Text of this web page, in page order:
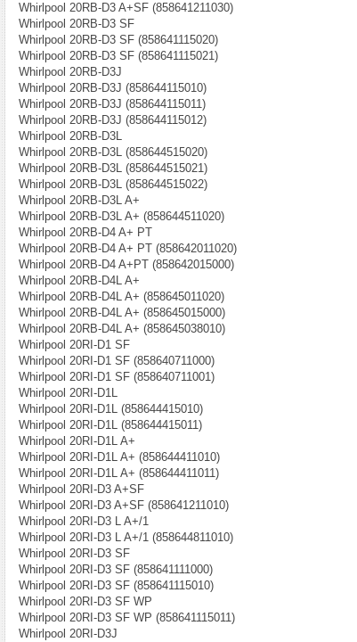
Whirlpool 20RB-D3 A+SF (858641211030)
Whirlpool 20RB-D3 SF
Whirlpool 20RB-D3 SF (858641115020)
Whirlpool 20RB-D3 SF (858641115021)
Whirlpool 20RB-D3J
Whirlpool 20RB-D3J (858644115010)
Whirlpool 20RB-D3J (858644115011)
Whirlpool 20RB-D3J (858644115012)
Whirlpool 20RB-D3L
Whirlpool 20RB-D3L (858644515020)
Whirlpool 20RB-D3L (858644515021)
Whirlpool 20RB-D3L (858644515022)
Whirlpool 20RB-D3L A+
Whirlpool 20RB-D3L A+ (858644511020)
Whirlpool 20RB-D4 A+ PT
Whirlpool 20RB-D4 A+ PT (858642011020)
Whirlpool 20RB-D4 A+PT (858642015000)
Whirlpool 20RB-D4L A+
Whirlpool 20RB-D4L A+ (858645011020)
Whirlpool 20RB-D4L A+ (858645015000)
Whirlpool 20RB-D4L A+ (858645038010)
Whirlpool 20RI-D1 SF
Whirlpool 20RI-D1 SF (858640711000)
Whirlpool 20RI-D1 SF (858640711001)
Whirlpool 20RI-D1L
Whirlpool 20RI-D1L (858644415010)
Whirlpool 20RI-D1L (858644415011)
Whirlpool 20RI-D1L A+
Whirlpool 20RI-D1L A+ (858644411010)
Whirlpool 20RI-D1L A+ (858644411011)
Whirlpool 20RI-D3 A+SF
Whirlpool 20RI-D3 A+SF (858641211010)
Whirlpool 20RI-D3 L A+/1
Whirlpool 20RI-D3 L A+/1 (858644811010)
Whirlpool 20RI-D3 SF
Whirlpool 20RI-D3 SF (858641111000)
Whirlpool 20RI-D3 SF (858641115010)
Whirlpool 20RI-D3 SF WP
Whirlpool 20RI-D3 SF WP (858641115011)
Whirlpool 20RI-D3J